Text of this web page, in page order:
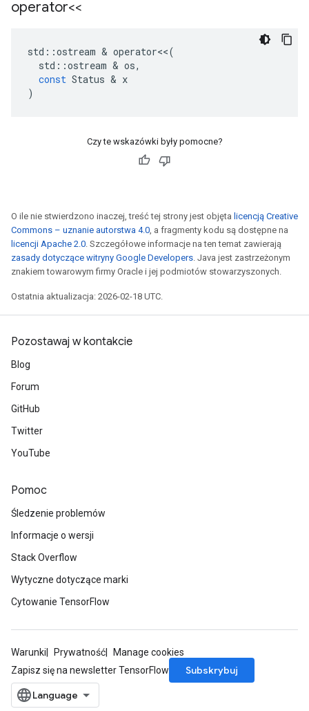
operator<<
std ::ostream & operator<<(
std ::ostream & os,
const Status & x
)
Czy te wskazówki były pomocne?
O ile nie stwierdzono inaczej, treść tej strony jest objęta licencją Creative
Commons – uznanie autorstwa 4.0, a fragmenty kodu są dostępne na
licencji Apache 2.0. Szczegółowe informacje na ten temat zawierają
zasady dotyczące witryny Google Developers. Java jest zastrzeżonym
znakiem towarowym firmy Oracle i jej podmiotów stowarzyszonych.
Ostatnia aktualizacja: 2026-02-18 UTC.
Pozostawaj w kontakcie
Blog
Forum
GitHub
Twitter
YouTube
Pomoc
Śledzenie problemów
Informacje o wersji
Stack Overflow
Wytyczne dotyczące marki
Cytowanie TensorFlow
Warunki Prywatność
Manage cookies
Zapisz się na newsletter TensorFlow
Subskrybuj